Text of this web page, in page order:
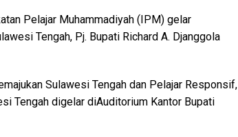
Pelajar Muhammadiyah (IPM) gelar
Tengah, Pj. Bupati Richard A. Djanggola
Sulawesi Tengah dan Pelajar Responsif,
Tengah digelar diAuditorium Kantor Bupati